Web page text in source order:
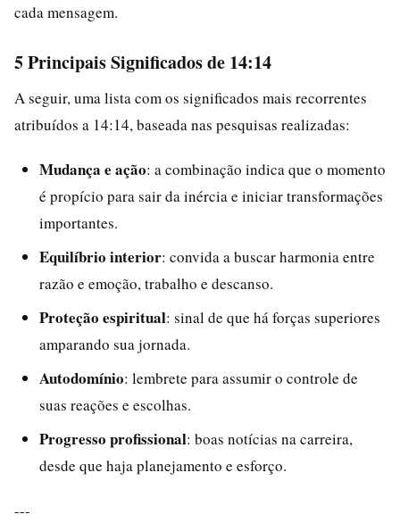
cada mensagem.
5 Principais Significados de 14:14
A seguir, uma lista com os significados mais recorrentes
atribuídos a 14:14, baseada nas pesquisas realizadas:
Mudança e ação: a combinação indica que o momento
é propício para sair da inércia e iniciar transformações
importantes.
Equilíbrio interior: convida a buscar harmonia entre
razão e emoção, trabalho e descanso.
Proteção espiritual: sinal de que há forças superiores
amparando sua jornada.
Autodomínio: lembrete para assumir o controle de
suas reações e escolhas.
Progresso profissional: boas notícias na carreira,
desde que haja planejamento e esforço.
---